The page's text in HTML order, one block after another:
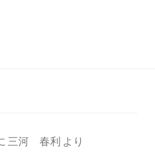
三河 春利 より